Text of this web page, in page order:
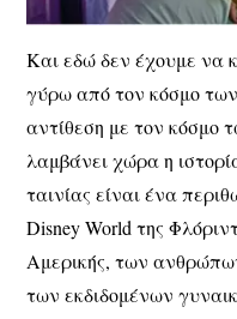
Και εδώ δεν έχουμε να
γύρω από τον κόσμο
αντίθεση με τον κόσμο
λαμβάνει χώρα η
ταινίας είναι ένα
Disney World της
Αμερικής, των
των εκδιδομένων